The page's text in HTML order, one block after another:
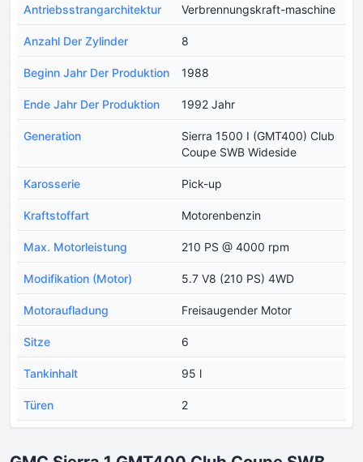
Antriebsstrangarchitektur Verbrennungskraft-maschine
Anzahl Der Zylinder 8
Beginn Jahr Der Produktion 1988
Ende Jahr Der Produktion 1992 Jahr
Generation
Sierra 1500 I (GMT400) Club
Coupe SWB Wideside
Karosserie Pick-up
Kraftstoffart Motorenbenzin
Max. Motorleistung 210 PS @ 4000 rpm
Modifikation (Motor) 5.7 V8 (210 PS) 4WD
Motoraufladung Freisaugender Motor
Sitze 6
Tankinhalt 95 l
Türen 2